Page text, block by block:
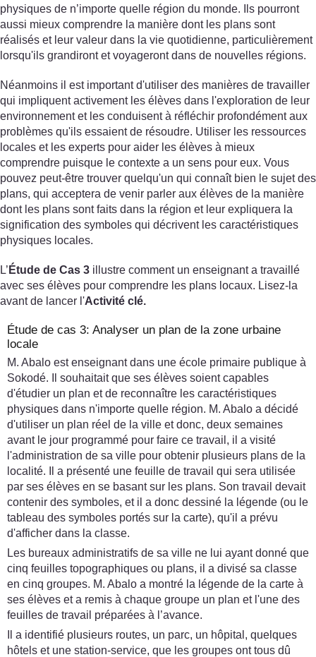
physiques de n’importe quelle région du monde. Ils pourront
aussi mieux comprendre la manière dont les plans sont
réalisés et leur valeur dans la vie quotidienne, particulièrement
lorsqu'ils grandiront et voyageront dans de nouvelles régions.
Néanmoins il est important d'utiliser des manières de travailler
qui impliquent activement les élèves dans l'exploration de leur
environnement et les conduisent à réfléchir profondément aux
problèmes qu'ils essaient de résoudre. Utiliser les ressources
locales et les experts pour aider les élèves à mieux
comprendre puisque le contexte a un sens pour eux. Vous
pouvez peut-être trouver quelqu'un qui connaît bien le sujet des
plans, qui acceptera de venir parler aux élèves de la manière
dont les plans sont faits dans la région et leur expliquera la
signification des symboles qui décrivent les caractéristiques
physiques locales.
L’ Étude de Cas 3 illustre comment un enseignant a travaillé
avec ses élèves pour comprendre les plans locaux. Lisez-la
avant de lancer l'Activité clé.
Étude de cas 3: Analyser un plan de la zone urbaine
locale
M. Abalo est enseignant dans une école primaire publique à
Sokodé. Il souhaitait que ses élèves soient capables
d'étudier un plan et de reconnaître les caractéristiques
physiques dans n'importe quelle région. M. Abalo a décidé
d'utiliser un plan réel de la ville et donc, deux semaines
avant le jour programmé pour faire ce travail, il a visité
l'administration de sa ville pour obtenir plusieurs plans de la
localité. Il a présenté une feuille de travail qui sera utilisée
par ses élèves en se basant sur les plans. Son travail devait
contenir des symboles, et il a donc dessiné la légende (ou le
tableau des symboles portés sur la carte), qu'il a prévu
d'afficher dans la classe.
Les bureaux administratifs de sa ville ne lui ayant donné que
cinq feuilles topographiques ou plans, il a divisé sa classe
en cinq groupes. M. Abalo a montré la légende de la carte à
ses élèves et a remis à chaque groupe un plan et l'une des
feuilles de travail préparées à l’avance.
Il a identifié plusieurs routes, un parc, un hôpital, quelques
hôtels et une station-service, que les groupes ont tous dû